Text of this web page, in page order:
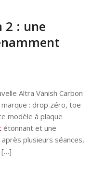
2 : une
Altra Vanish Carbon
: drop zéro, toe
modèle à plaque
étonnant et une
plusieurs séances,
[…]